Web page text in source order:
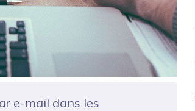
e-mail dans les